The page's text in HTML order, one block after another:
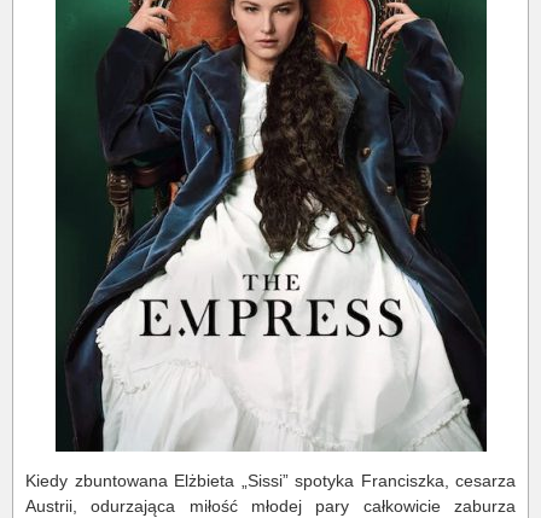
Kiedy zbuntowana Elżbieta „Sissi” spotyka Franciszka, cesarza
Austrii, odurzająca miłość młodej pary całkowicie zaburza